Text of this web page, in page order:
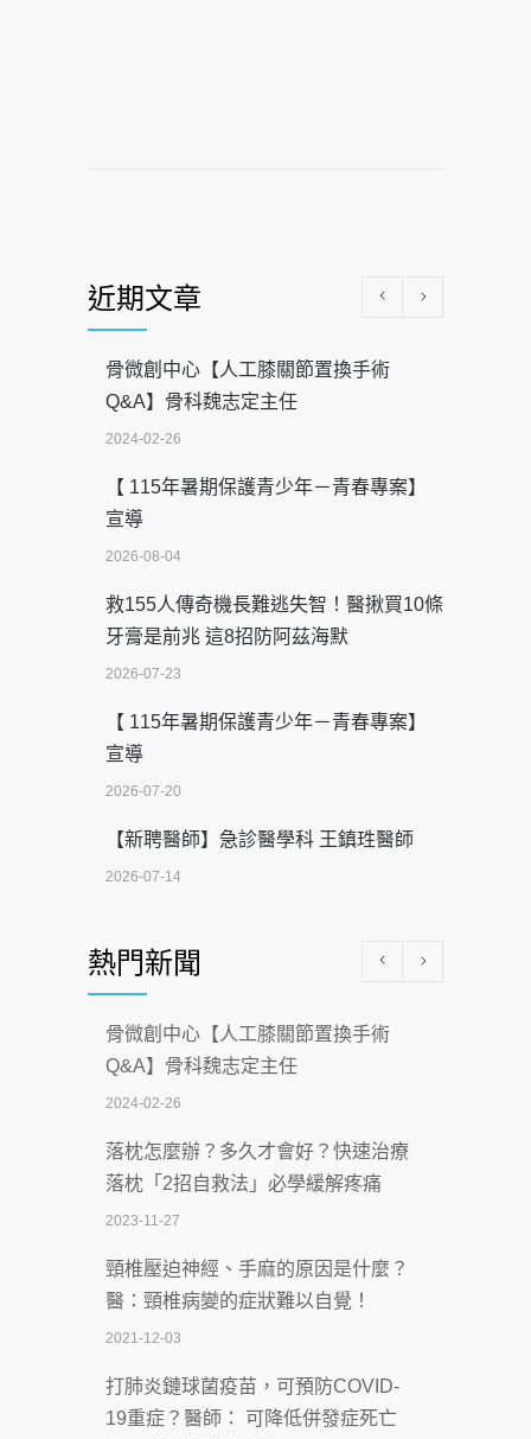
近期文章
骨微創中心【人工膝關節置換手術
Q&A】骨科魏志定主任
2024-02-26
【 115年暑期保護青少年－青春專案】
宣導
2026-08-04
救155人傳奇機長難逃失智！醫揪買10條
牙膏是前兆 這8招防阿茲海默
2026-07-23
【 115年暑期保護青少年－青春專案】
宣導
2026-07-20
【新聘醫師】急診醫學科 王鎮珄醫師
2026-07-14
科能量
2026-07-08
沒菸酒也瀕臨洗腎？65歲男靠「這習
慣」逆轉腎功能 醫揭3招救命
2026-07-08
體溫飆破41度！醫連收兩例中暑病例：
致死率達8成
2026-07-07
深耕萬華55年 西園醫院回顧發展歷程與
智慧 醫療布局
2026-07-06
【115年臺北市「防癌保衛戰：健康好禮
一手刮」】 宣導
熱門新聞
骨微創中心【人工膝關節置換手術
Q&A】骨科魏志定主任
2024-02-26
落枕怎麼辦？多久才會好？快速治療
落枕「2招自救法」必學緩解疼痛
2023-11-27
頸椎壓迫神經、手麻的原因是什麼？
醫：頸椎病變的症狀難以自覺！
2021-12-03
打肺炎鏈球菌疫苗，可預防COVID-
19重症？醫師： 可降低併發症死亡